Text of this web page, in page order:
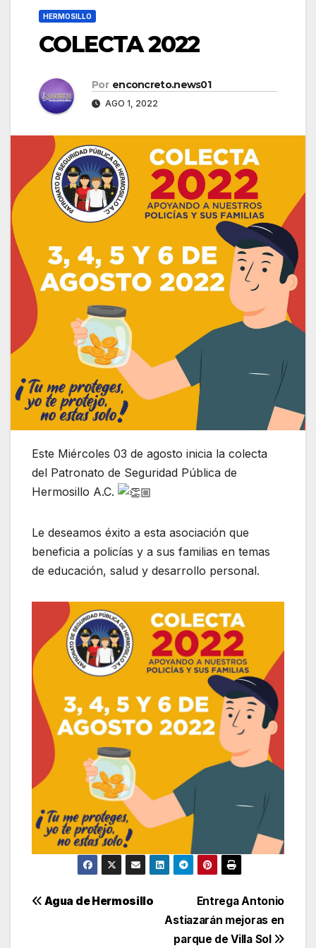
HERMOSILLO
COLECTA 2022
Por enconcreto.news01
AGO 1, 2022
Este Miércoles 03 de agosto inicia la colecta
del Patronato de Seguridad Pública de
Hermosillo A.C.
Le deseamos éxito a esta asociación que
beneficia a policías y a sus familias en temas
de educación, salud y desarrollo personal.
Navegación
Entrega Antonio
Astiazarán mejoras en
parque de Villa Sol
Agua de Hermosillo